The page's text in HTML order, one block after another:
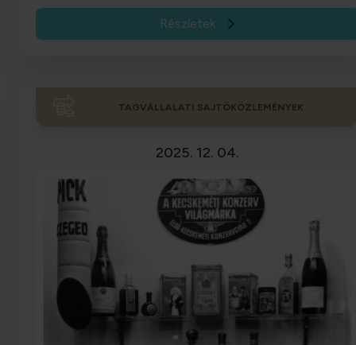
Részletek
TAGVÁLLALATI SAJTÖKÖZLEMÉNYEK
2025. 12. 04.